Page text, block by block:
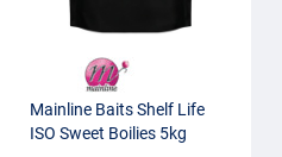
Mainline Baits Shelf Life
ISO Sweet Boilies 5kg